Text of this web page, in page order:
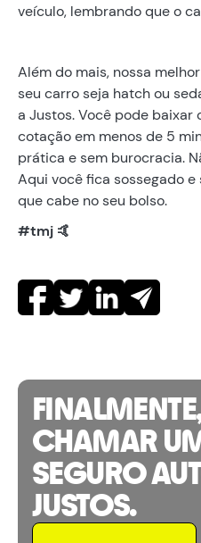
veículo, lembrando que o
Além do mais, nossa
seu carro seja hatch ou
a Justos. Você pode baixar
cotação em menos de 5
prática e sem burocracia.
Aqui você fica sossegado
que cabe no seu bolso.
#tmj 🤙
CHAMAR
SEGURO
JUSTOS.